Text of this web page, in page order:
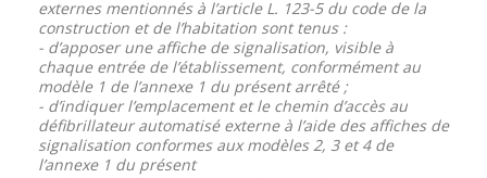
externes mentionnés à l’article L. 123-5 du code de la
construction et de l’habitation sont tenus :
- d’apposer une affiche de signalisation, visible à
chaque entrée de l’établissement, conformément au
modèle 1 de l’annexe 1 du présent arrêté ;
- d’indiquer l’emplacement et le chemin d’accès au
défibrillateur automatisé externe à l’aide des affiches de
signalisation conformes aux modèles 2, 3 et 4 de
l’annexe 1 du présent